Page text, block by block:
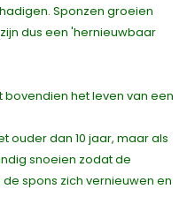
Sponzen groeien
dus een 'hernieuwbaar
het leven van een
ouder dan 10 jaar, maar als
snoeien zodat de
spons zich vernieuwen en